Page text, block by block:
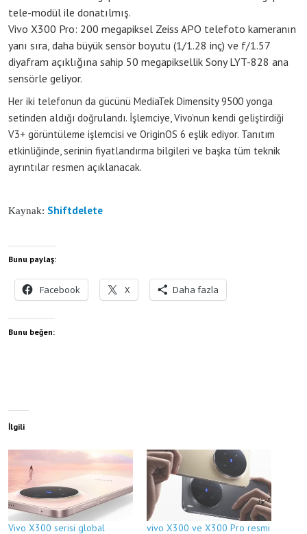
tele-modül ile donatılmış.
Vivo X300 Pro: 200 megapiksel Zeiss APO telefoto kameranın
yanı sıra, daha büyük sensör boyutu (1/1.28 inç) ve f/1.57
diyafram açıklığına sahip 50 megapiksellik Sony LYT-828 ana
sensörle geliyor.
Her iki telefonun da gücünü MediaTek Dimensity 9500 yonga
setinden aldığı doğrulandı. İşlemciye, Vivo’nun kendi geliştirdiği
V3+ görüntüleme işlemcisi ve OriginOS 6 eşlik ediyor. Tanıtım
etkinliğinde, serinin fiyatlandırma bilgileri ve başka tüm teknik
ayrıntılar resmen açıklanacak.
Kaynak: Shiftdelete
Bunu paylaş:
Facebook X Daha fazla
Bunu beğen:
İlgili
Vivo X300 serisi global
vivo X300 ve X300 Pro resmi